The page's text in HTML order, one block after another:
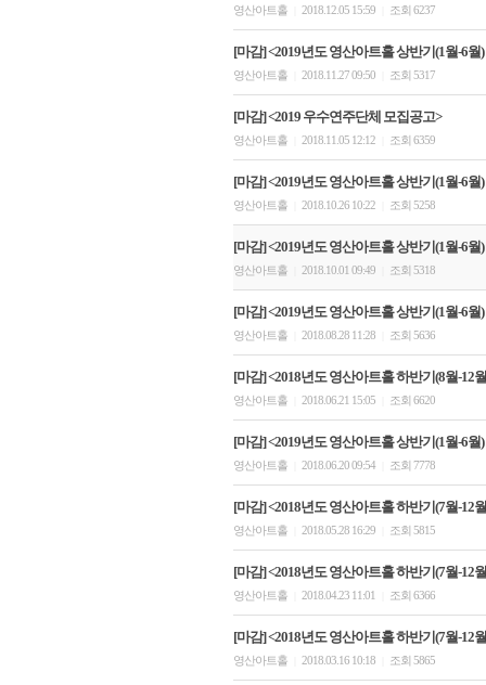
영산아트홀 2018.12.05 15:59 조회 6237
[마감] <2019년도 영산아트홀 상반기(1월-6월
영산아트홀 2018.11.27 09:50 조회 5317
[마감] <2019 우수연주단체 모집공고>
영산아트홀 2018.11.05 12:12 조회 6359
[마감] <2019년도 영산아트홀 상반기(1월-6월
영산아트홀 2018.10.26 10:22 조회 5258
[마감] <2019년도 영산아트홀 상반기(1월-6월
영산아트홀 2018.10.01 09:49 조회 5318
[마감] <2019년도 영산아트홀 상반기(1월-6월
영산아트홀 2018.08.28 11:28 조회 5636
[마감] <2018년도 영산아트홀 하반기(8월-12
영산아트홀 2018.06.21 15:05 조회 6620
[마감] <2019년도 영산아트홀 상반기(1월-6월
영산아트홀 2018.06.20 09:54 조회 7778
[마감] <2018년도 영산아트홀 하반기(7월-12
영산아트홀 2018.05.28 16:29 조회 5815
[마감] <2018년도 영산아트홀 하반기(7월-12
영산아트홀 2018.04.23 11:01 조회 6366
[마감] <2018년도 영산아트홀 하반기(7월-12
영산아트홀 2018.03.16 10:18 조회 5865